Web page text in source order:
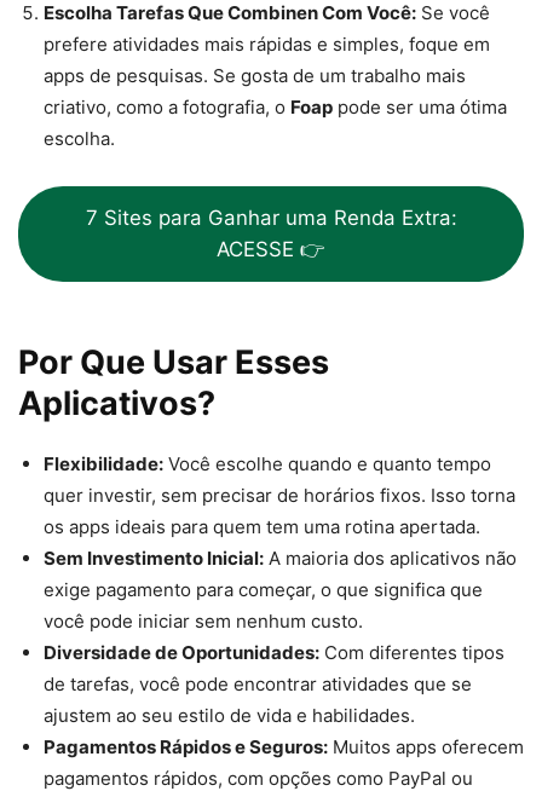
Escolha Tarefas Que Combinen Com Você: Se você
prefere atividades mais rápidas e simples, foque em
apps de pesquisas. Se gosta de um trabalho mais
criativo, como a fotografia, o Foap pode ser uma ótima
escolha.
7 Sites para Ganhar uma Renda Extra:
ACESSE 👉
Por Que Usar Esses
Aplicativos?
Flexibilidade: Você escolhe quando e quanto tempo
quer investir, sem precisar de horários fixos. Isso torna
os apps ideais para quem tem uma rotina apertada.
Sem Investimento Inicial: A maioria dos aplicativos não
exige pagamento para começar, o que significa que
você pode iniciar sem nenhum custo.
Diversidade de Oportunidades: Com diferentes tipos
de tarefas, você pode encontrar atividades que se
ajustem ao seu estilo de vida e habilidades.
Pagamentos Rápidos e Seguros: Muitos apps oferecem
pagamentos rápidos, com opções como PayPal ou